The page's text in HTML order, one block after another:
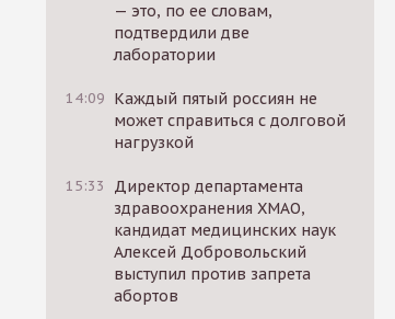
— это, по ее словам,
подтвердили две
лаборатории
14:09 Каждый пятый россиян не
может справиться с долговой
нагрузкой
15:33
Директор департамента
здравоохранения ХМАО,
кандидат медицинских наук
Алексей Добровольский
выступил против запрета
абортов